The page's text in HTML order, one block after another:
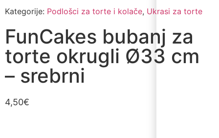
Kategorije: Podlošci za torte i kolače, Ukrasi za torte
FunCakes bubanj za
torte okrugli Ø33 cm
– srebrni
4,50€